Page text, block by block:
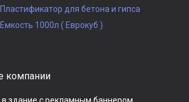
Пластификатор для бетона и гипса
Емкость 1000л ( Еврокуб )
компании